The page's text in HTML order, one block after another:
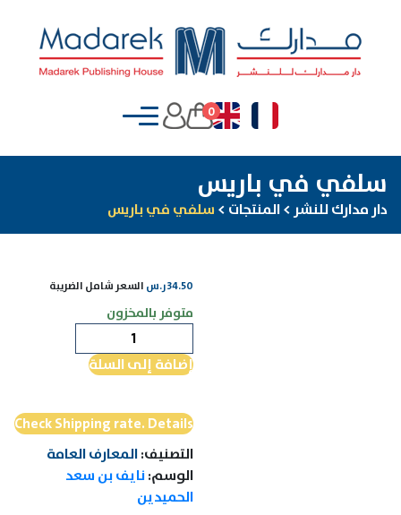
0
سلفي في باريس
دار مدارك للنشر >المنتجات > سلفي في باريس
34.50ر.س السعر شامل الضريبة
متوفر بالمخزون
سلفي
في
إضافة إلى السلة
Check Shipping rate. Details
التصنيف:المعارف العامة
الوسم:نايف بن سعد
الحميدين